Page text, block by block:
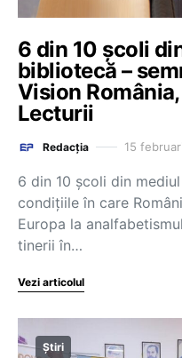
6 din 10 școli
bibliotecă –
Vision
Lecturii
Redacția 15
6 din 10 școli din
condițiile în care
Europa la
tinerii în…
Vezi articolul
Știri